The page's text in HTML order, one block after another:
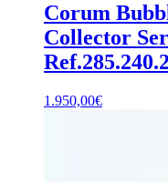
Corum
Collector
1.950,00€